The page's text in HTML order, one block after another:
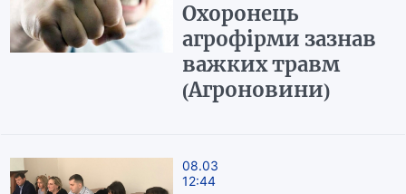
Охоронець
агрофірми зазнав
важких травм
(Агроновини)
08.03
12:44